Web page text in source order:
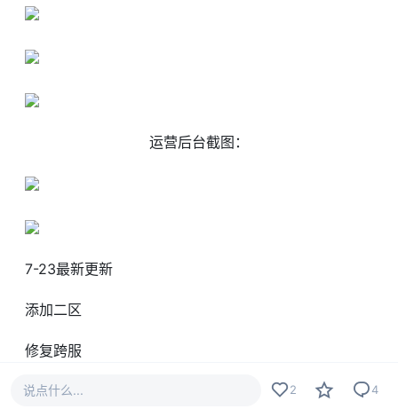
运营后台截图：
7-23最新更新
添加二区
修复跨服
iOS测试黑屏
说点什么... 2 4